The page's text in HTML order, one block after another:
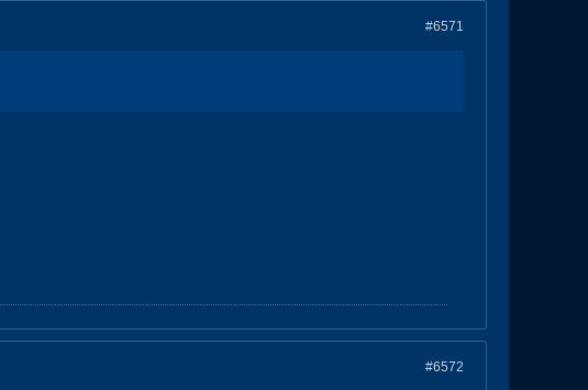
#6571
#6572